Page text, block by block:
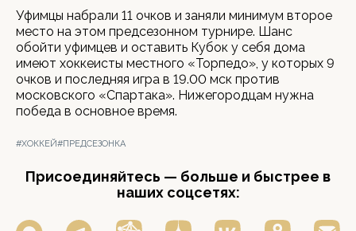
Уфимцы набрали 11 очков и заняли минимум второе
место на этом предсезонном турнире. Шанс
обойти уфимцев и оставить Кубок у себя дома
имеют хоккеисты местного «Торпедо», у которых 9
очков и последняя игра в 19.00 мск против
московского «Спартака». Нижегородцам нужна
победа в основное время.
#ХОККЕЙ#ПРЕДСЕЗОНКА
Присоединяйтесь — больше и быстрее в
наших соцсетях: